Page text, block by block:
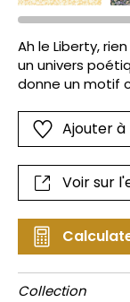
Ah le Liberty,
un univers
donne un motif
Ajouter à
Voir sur
Collection